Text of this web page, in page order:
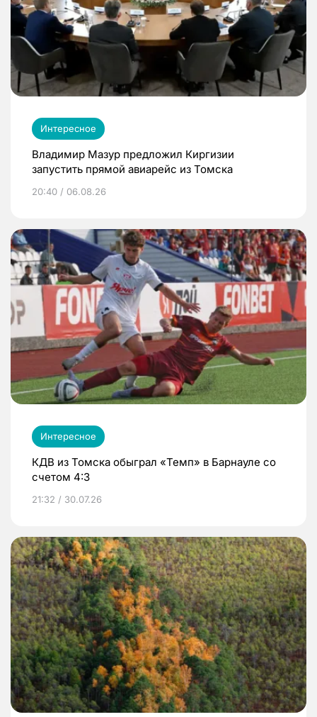
Интересное
Владимир Мазур предложил Киргизии
запустить прямой авиарейс из Томска
20:40 / 06.08.26
Интересное
КДВ из Томска обыграл «Темп» в Барнауле со
счетом 4:3
21:32 / 30.07.26